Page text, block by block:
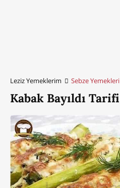
Leziz Yemeklerim Sebze Yemekleri
Kabak Bayıldı Tarifi